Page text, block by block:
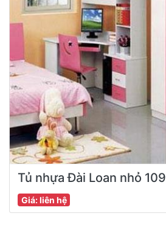
Tủ nhựa Đài Loan nhỏ 109
Giá: liên hệ